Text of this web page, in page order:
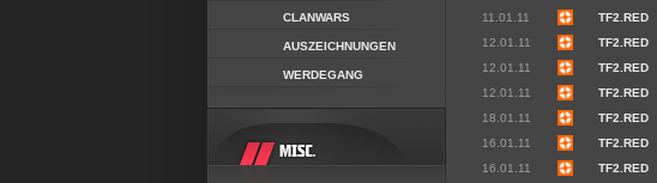
CLANWARS
AUSZEICHNUNGEN
WERDEGANG
11.01.11
TF2.RED
12.01.11
TF2.RED
12.01.11
TF2.RED
12.01.11
TF2.RED
18.01.11
TF2.RED
16.01.11
TF2.RED
16.01.11
TF2.RED